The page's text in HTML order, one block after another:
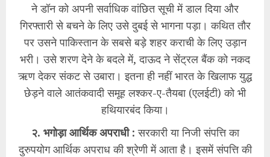
ने डॉन को अपनी सर्वाधिक वांछित सूची में डाल दिया और
गिरफ्तारी से बचने के लिए उसे दुबई से भागना पड़ा। कथित तौर
पर उसने पाकिस्तान के सबसे बड़े शहर कराची के लिए उड़ान
भरी। उसे शरण देने के बदले में, दाऊद ने सेंट्रल बैंक को नकद
ऋण देकर संकट से उबारा। इतना ही नहीं भारत के खिलाफ युद्ध
छेड़ने वाले आतंकवादी समूह लश्कर-ए-तैयबा (एलईटी) को भी
हथियारबंद किया।
२. भगोड़ा आर्थिक अपराधी : सरकारी या निजी संपत्ति का
दुरुपयोग आर्थिक अपराध की श्रेणी में आता है। इसमें संपत्ति की